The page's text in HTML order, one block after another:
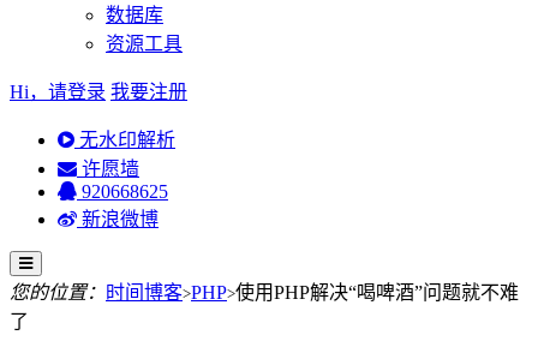
数据库
资源工具
Hi，请登录 我要注册
无水印解析
许愿墙
920668625
新浪微博
您的位置： 时间博客>PHP>使用PHP解决“喝啤酒”问题就不难
了